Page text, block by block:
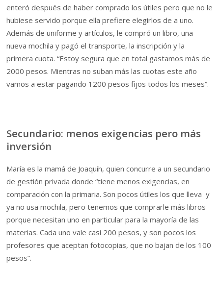
enteró después de haber comprado los útiles pero que no le
hubiese servido porque ella prefiere elegirlos de a uno.
Además de uniforme y artículos, le compró un libro, una
nueva mochila y pagó el transporte, la inscripción y la
primera cuota. “Estoy segura que en total gastamos más de
2000 pesos. Mientras no suban más las cuotas este año
vamos a estar pagando 1200 pesos fijos todos los meses”.
Secundario: menos exigencias pero más
inversión
María es la mamá de Joaquín, quien concurre a un secundario
de gestión privada donde “tiene menos exigencias, en
comparación con la primaria. Son pocos útiles los que lleva y
ya no usa mochila, pero tenemos que comprarle más libros
porque necesitan uno en particular para la mayoría de las
materias. Cada uno vale casi 200 pesos, y son pocos los
profesores que aceptan fotocopias, que no bajan de los 100
pesos”.